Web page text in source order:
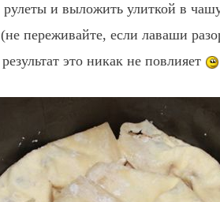
и выложить улиткой в
переживайте, если лаваши
это никак не повлияет